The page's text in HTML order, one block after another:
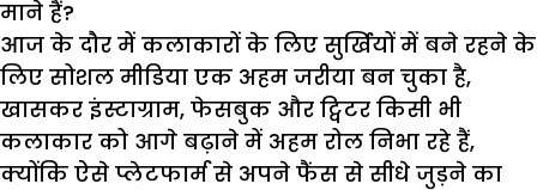
माने हैं?
आज के दौर में कलाकारों के लिए सुर्खियों में बने रहने के
लिए सोशल मीडिया एक अहम जरीया बन चुका है,
खासकर इंस्टाग्राम, फेसबुक और ट्विटर किसी भी
कलाकार को आगे बढ़ाने में अहम रोल निभा रहे हैं,
क्योंकि ऐसे प्लेटफार्म से अपने फैंस से सीधे जुड़ने का